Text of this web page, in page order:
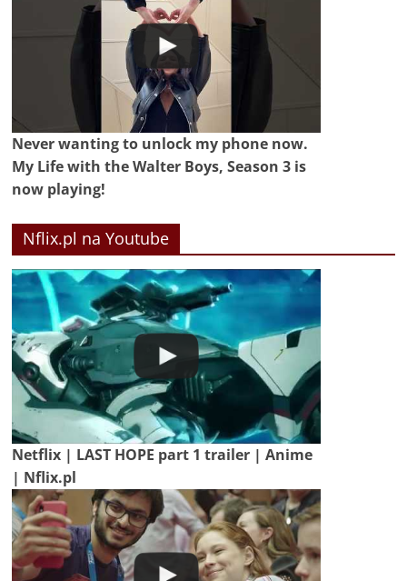
Never wanting to unlock my phone now.
My Life with the Walter Boys, Season 3 is
now playing!
Nflix.pl na Youtube
Netflix | LAST HOPE part 1 trailer | Anime
| Nflix.pl